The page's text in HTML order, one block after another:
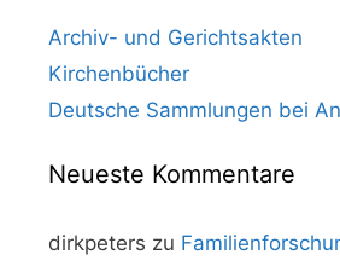
Archiv- und Gerichtsakten
Kirchenbücher
Deutsche Sammlungen bei
Neueste Kommentare
dirkpeters zu